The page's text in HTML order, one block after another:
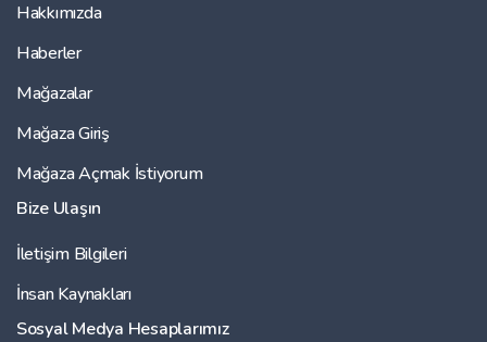
Hakkımızda
Haberler
Mağazalar
Mağaza Giriş
Mağaza Açmak İstiyorum
Bize Ulaşın
İletişim Bilgileri
İnsan Kaynakları
Sosyal Medya Hesaplarımız